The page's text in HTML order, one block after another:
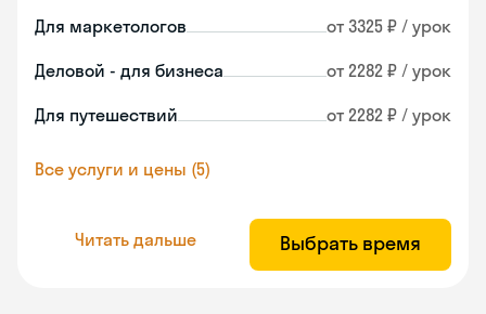
Для маркетологов от 3325 ₽ / урок
Деловой - для бизнеса от 2282 ₽ / урок
Для путешествий от 2282 ₽ / урок
Все услуги и цены (5)
Читать дальше Выбрать время